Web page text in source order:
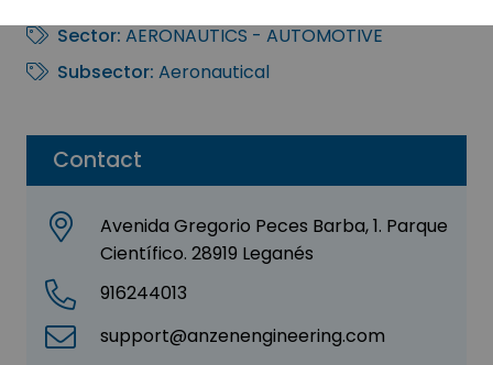
Contact
Avenida Gregorio Peces Barba, 1. Parque
Científico. 28919 Leganés
916244013
support@anzenengineering.com
Sector: AERONAUTICS - AUTOMOTIVE
Subsector: Aeronautical